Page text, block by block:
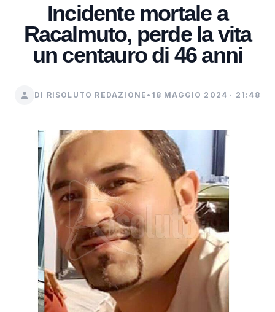
Incidente mortale a
Racalmuto, perde la vita
un centauro di 46 anni
DI RISOLUTO REDAZIONE • 18 MAGGIO 2024 · 21:48